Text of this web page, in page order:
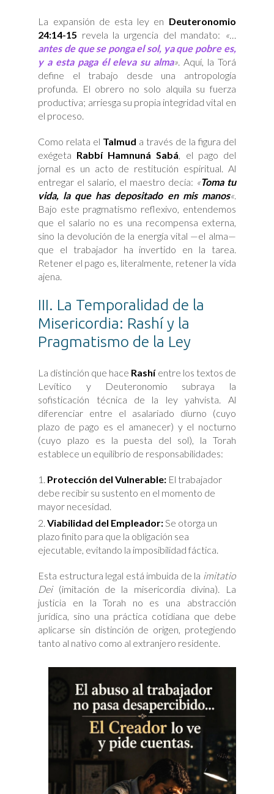
La expansión de esta ley en Deuteronomio
24:14-15 revela la urgencia del mandato: «…
antes de que se ponga el sol, ya que pobre es,
y a esta paga él eleva su alma». Aquí, la Torá
define el trabajo desde una antropología
profunda. El obrero no solo alquila su fuerza
productiva; arriesga su propia integridad vital en
el proceso.
Como relata el Talmud a través de la figura del
exégeta Rabbí Hamnuná Sabá, el pago del
jornal es un acto de restitución espiritual. Al
entregar el salario, el maestro decía: «Toma tu
vida, la que has depositado en mis manos«.
Bajo este pragmatismo reflexivo, entendemos
que el salario no es una recompensa externa,
sino la devolución de la energía vital —el alma—
que el trabajador ha invertido en la tarea.
Retener el pago es, literalmente, retener la vida
ajena.
III. La Temporalidad de la
Misericordia: Rashí y la
Pragmatismo de la Ley
La distinción que hace Rashíentre los textos de
Levítico y Deuteronomio subraya la
sofisticación técnica de la ley yahvista. Al
diferenciar entre el asalariado diurno (cuyo
plazo de pago es el amanecer) y el nocturno
(cuyo plazo es la puesta del sol), la Torah
establece un equilibrio de responsabilidades:
Protección del Vulnerable: El trabajador
debe recibir su sustento en el momento de
mayor necesidad.
Viabilidad del Empleador:Se otorga un
plazo finito para que la obligación sea
ejecutable, evitando la imposibilidad fáctica.
Esta estructura legal está imbuida de la imitatio
Dei(imitación de la misericordia divina). La
justicia en la Torah no es una abstracción
jurídica, sino una práctica cotidiana que debe
aplicarse sin distinción de origen, protegiendo
tanto al nativo como al extranjero residente.